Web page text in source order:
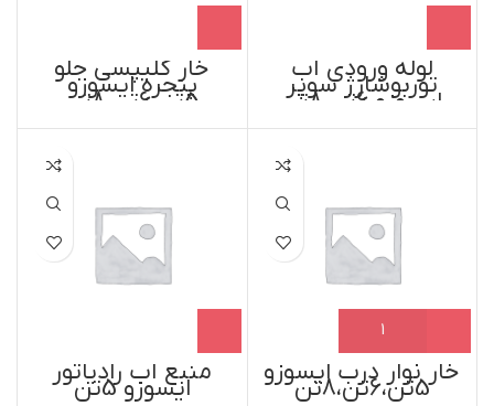
لوله ورودی آب
توربوشارژ سوپر
ایسوزو 6تن،8تن
خار کلیپسی جلو
پنجره ایسوزو
5تن،6تن،8تن
خار نوار درب ایسوزو
5تن،6تن،8تن
منبع آب رادیاتور
ایسوزو 5تن